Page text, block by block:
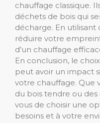
chauffage classique.
déchets de bois qui
décharge. En utilisant
réduire votre
d’un chauffage
En conclusion, le
peut avoir un impact
votre chauffage. Que
du bois tendre ou des
vous de choisir une
besoins et à votre